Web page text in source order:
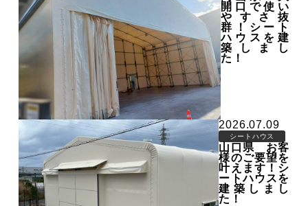
開口で使い
やすさ抜
群！シート
ハウスを建
築しまし
た！
2026.07.09
シートハウス
山口県 お客
様のご要望を
叶えます！シ
ートハウスを
建築しまし
た！